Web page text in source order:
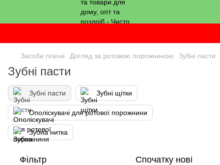
Засоби гігієни Догляд за ротовою порожниною Зубні пасти
Зубні пасти
Зубні пасти Зубні щітки
Ополіскувачі для ротової порожнини
Зубна нитка
Фільтр Спочатку нові